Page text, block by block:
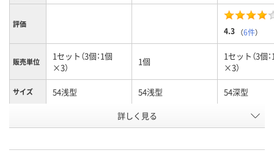
評価
4.3 （6件）
販売単位
1セット（3個：1個
×3）
1個
1セット（3個
×3）
サイズ 54浅型 54浅型 54深型
U439612 U441472
詳しく見る